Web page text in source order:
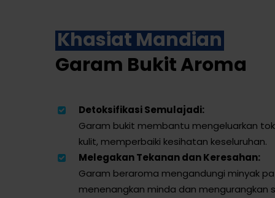
Khasiat Mandian
Garam Bukit Aroma
Detoksifikasi Semulajadi:
Garam bukit membantu mengeluarkan
kulit, memperbaiki kesihatan keseluruhan.
Melegakan Tekanan dan Keresahan:
Garam beraroma mengandungi minyak
menenangkan minda dan mengurangkan